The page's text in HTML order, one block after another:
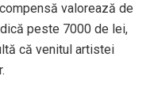
valorează de
peste 7000 de lei,
că venitul artistei